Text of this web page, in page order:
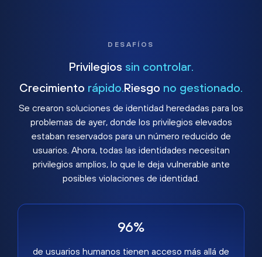
DESAFÍOS
Privilegios sin controlar.
Crecimiento rápido. Riesgo no gestionado.
Se crearon soluciones de identidad heredadas para los
problemas de ayer, donde los privilegios elevados
estaban reservados para un número reducido de
usuarios. Ahora, todas las identidades necesitan
privilegios amplios, lo que le deja vulnerable ante
posibles violaciones de identidad.
96%
de usuarios humanos tienen acceso más allá de